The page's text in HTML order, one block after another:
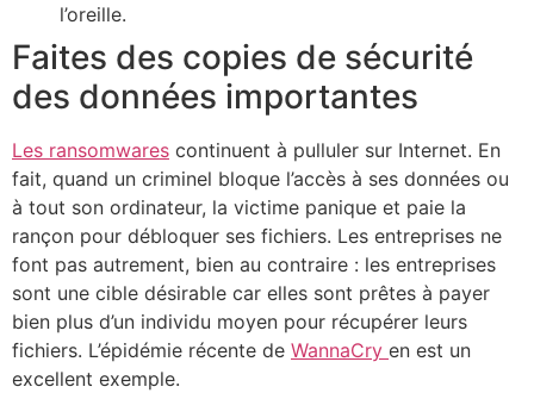
l’oreille.
Faites des copies de sécurité
des données importantes
Les ransomwares continuent à pulluler sur Internet. En
fait, quand un criminel bloque l’accès à ses données ou
à tout son ordinateur, la victime panique et paie la
rançon pour débloquer ses fichiers. Les entreprises ne
font pas autrement, bien au contraire : les entreprises
sont une cible désirable car elles sont prêtes à payer
bien plus d’un individu moyen pour récupérer leurs
fichiers. L’épidémie récente de WannaCry en est un
excellent exemple.